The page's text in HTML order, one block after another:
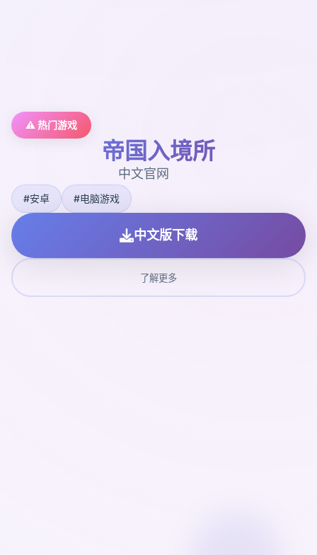
⚠️ 热门游戏
帝国入境所
中文官网
#安卓 #电脑游戏
中文版下载
了解更多